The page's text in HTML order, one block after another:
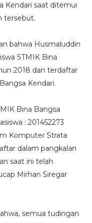
Kendari saat ditemui
tersebut.
bahwa Husmaluddin
STMIK Bina
2018 dan terdaftar
Kendari.
Bina Bangsa
: 201452273
Komputer Strata
dalam pangkalan
saat ini telah
Mirhan Siregar
semua tudingan